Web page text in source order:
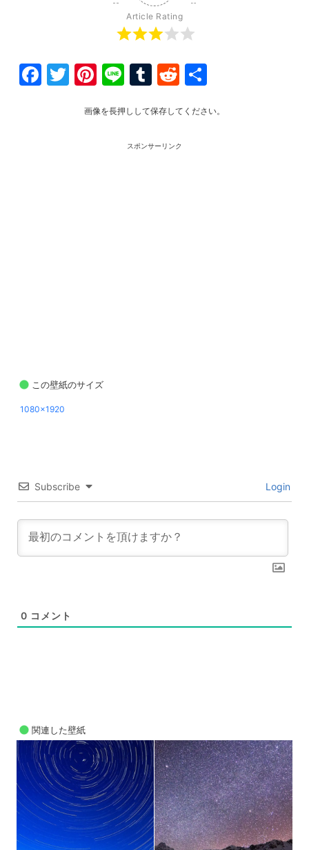
Article Rating
Facebook
Twitter
Pinterest
LineTumblr
Reddit
画像を長押しして保存してください。
スポンサーリンク
この壁紙のサイズ
1080x1920
Subscribe Login
0 コメント
関連した壁紙